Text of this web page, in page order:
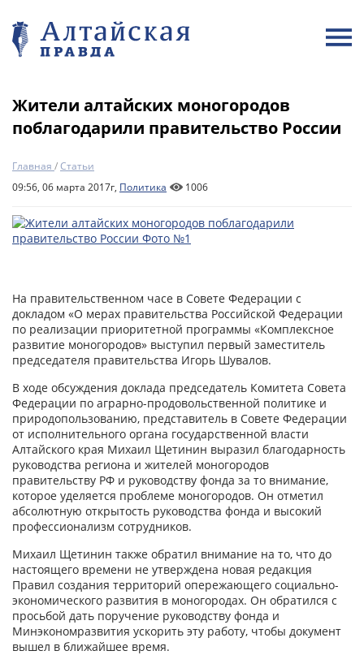
Жители алтайских моногородов
поблагодарили правительство России
Главная /Статьи
09:56, 06 марта 2017г, Политика 1006
На правительственном часе в Совете Федерации с
докладом «О мерах правительства Российской Федерации
по реализации приоритетной программы «Комплексное
развитие моногородов» выступил первый заместитель
председателя правительства Игорь Шувалов.
В ходе обсуждения доклада председатель Комитета Совета
Федерации по аграрно-продовольственной политике и
природопользованию, представитель в Совете Федерации
от исполнительного органа государственной власти
Алтайского края Михаил Щетинин выразил благодарность
руководства региона и жителей моногородов
правительству РФ и руководству фонда за то внимание,
которое уделяется проблеме моногородов. Он отметил
абсолютную открытость руководства фонда и высокий
профессионализм сотрудников.
Михаил Щетинин также обратил внимание на то, что до
настоящего времени не утверждена новая редакция
Правил создания территорий опережающего социально-
экономического развития в моногородах. Он обратился с
просьбой дать поручение руководству фонда и
Минэкономразвития ускорить эту работу, чтобы документ
вышел в ближайшее время.